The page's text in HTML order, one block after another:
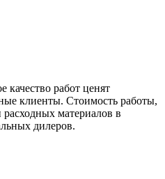
работ ценят
клиенты. Стоимость работы,
материалов в
дилеров.